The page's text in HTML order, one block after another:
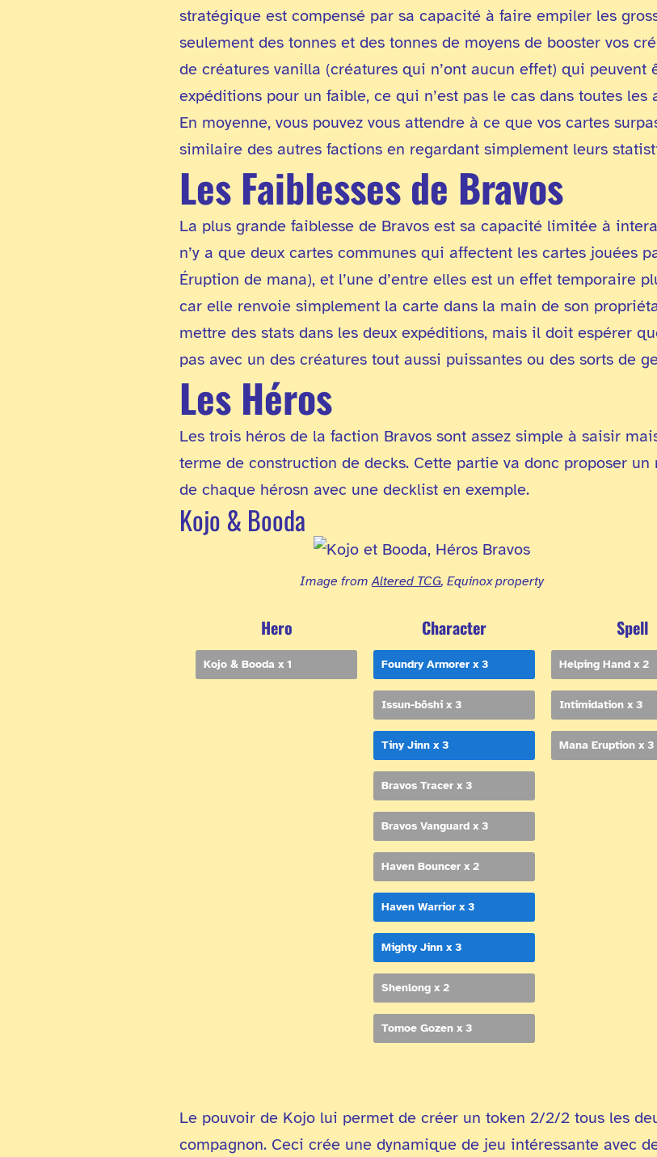
stratégique est compensé par sa capacité à faire empiler les
seulement des tonnes et des tonnes de moyens de booster vos
de créatures vanilla (créatures qui n’ont aucun effet) qui peuvent
expéditions pour un faible, ce qui n’est pas le cas dans toutes les
En moyenne, vous pouvez vous attendre à ce que vos cartes
similaire des autres factions en regardant simplement leurs
Les Faiblesses de Bravos
La plus grande faiblesse de Bravos est sa capacité limitée à
n’y a que deux cartes communes qui affectent les cartes jouées
Éruption de mana), et l’une d’entre elles est un effet temporaire
car elle renvoie simplement la carte dans la main de son
mettre des stats dans les deux expéditions, mais il doit espérer
pas avec un des créatures tout aussi puissantes ou des sorts de
Les Héros
Les trois héros de la faction Bravos sont assez simple à saisir
terme de construction de decks. Cette partie va donc proposer
de chaque hérosn avec une decklist en exemple.
Kojo & Booda
Image fromAltered TCG, Equinox property
Hero
Kojo & Booda x 1
Character
Foundry Armorer x 3
Issun-bōshi x 3
Tiny Jinn x 3
Bravos Tracer x 3
Bravos Vanguard x 3
Haven Bouncer x 2
Haven Warrior x 3
Mighty Jinn x 3
Shenlong x 2
Tomoe Gozen x 3
Spell
Helping Hand x 2
Intimidation x 3
Mana Eruption x 3
Le pouvoir de Kojo lui permet de créer un token 2/2/2 tous les
compagnon. Ceci crée une dynamique de jeu intéressante avec